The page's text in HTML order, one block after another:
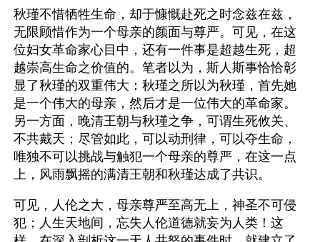
秋瑾不惜牺牲生命，却于慷慨赴死之时念兹在兹，
无限顾惜作为一个母亲的颜面与尊严。可见，在这
位妇女革命家心目中，还有一件事是超越生死，超
越崇高生命之价值的。笔者以为，斯人斯事恰恰彰
显了秋瑾的双重伟大：秋瑾之所以为秋瑾，首先她
是一个伟大的母亲，然后才是一位伟大的革命家。
另一方面，晚清王朝与秋瑾之争，可谓生死攸关、
不共戴天；尽管如此，可以动刑律，可以夺生命，
唯独不可以挑战与触犯一个母亲的尊严，在这一点
上，风雨飘摇的满清王朝和秋瑾达成了共识。
可见，人伦之大，母亲尊严至高无上，神圣不可侵
犯；人生天地间，忘失人伦道德就妄为人类！这